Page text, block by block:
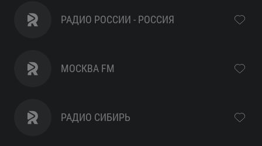
слушать
РАДИО РОССИИ - РОССИЯ
МОСКВА FM
РАДИО СИБИРЬ